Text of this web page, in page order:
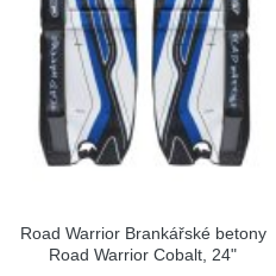
Road Warrior Brankářské betony
Road Warrior Cobalt, 24"